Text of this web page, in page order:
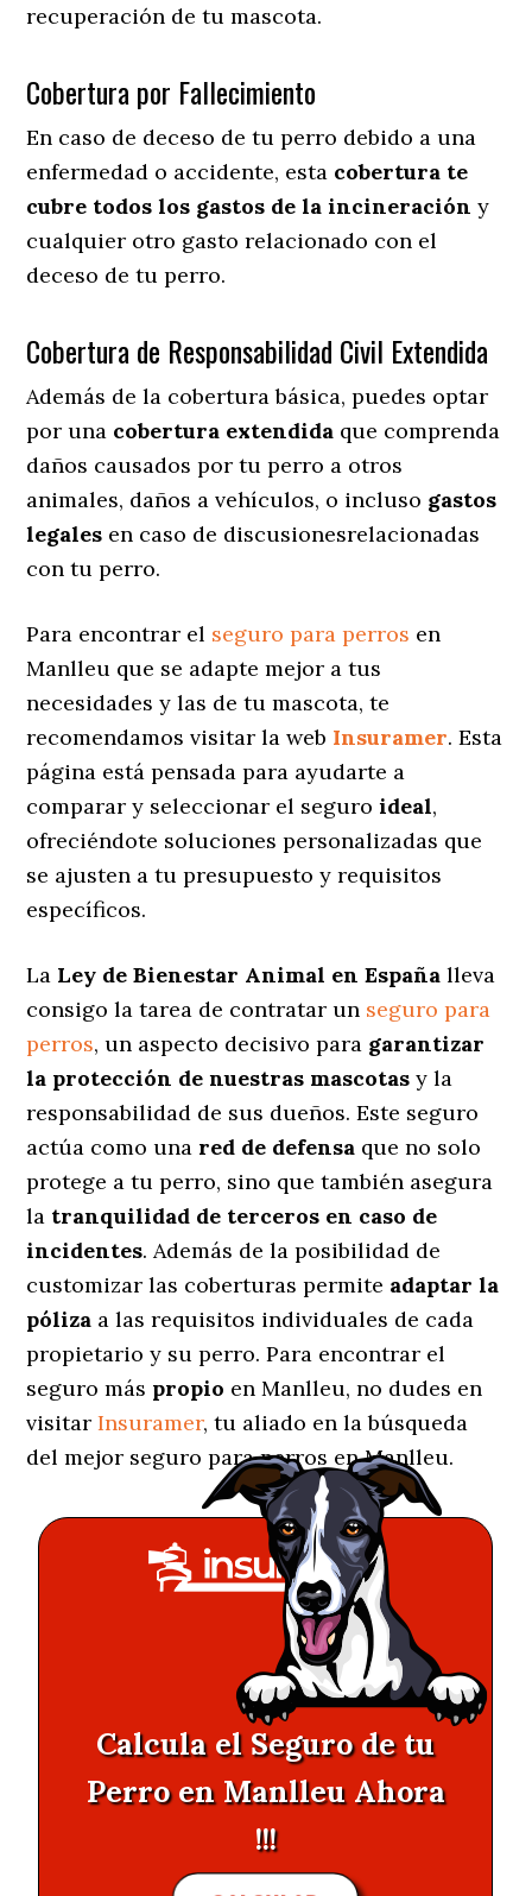
recuperación de tu mascota.
Cobertura por Fallecimiento
En caso de deceso de tu perro debido a una
enfermedad o accidente, esta cobertura te
cubre todos los gastos de la incineración y
cualquier otro gasto relacionado con el
deceso de tu perro.
Cobertura de Responsabilidad Civil Extendida
Además de la cobertura básica, puedes optar
por una cobertura extendida que comprenda
daños causados por tu perro a otros
animales, daños a vehículos, o incluso gastos
legales en caso de discusionesrelacionadas
con tu perro.
Para encontrar el seguro para perros en
Manlleu que se adapte mejor a tus
necesidades y las de tu mascota, te
recomendamos visitar la web Insuramer. Esta
página está pensada para ayudarte a
comparar y seleccionar el seguroideal,
ofreciéndote soluciones personalizadas que
se ajusten a tu presupuesto y requisitos
específicos.
La Ley de Bienestar Animal en España lleva
consigo la tarea de contratar un seguro para
perros, un aspecto decisivo para garantizar
la protección de nuestras mascotas y la
responsabilidad de sus dueños. Este seguro
actúa como una red de defensa que no solo
protege a tu perro, sino que también asegura
la tranquilidad de terceros en caso de
incidentes. Además de la posibilidad de
customizar las coberturas permite adaptar la
póliza a las requisitos individuales de cada
propietario y su perro. Para encontrar el
seguro más propio en Manlleu, no dudes en
visitarInsuramer, tu aliado en la búsqueda
del mejor seguro para perros en Manlleu.
Calcula el Seguro de tu
Perro en Manlleu Ahora
!!!